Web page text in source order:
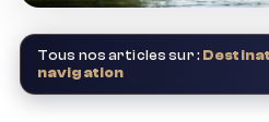
Tous nos articles sur :
navigation